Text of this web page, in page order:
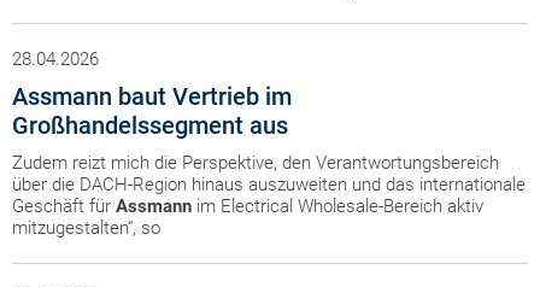
28.04.2026
Assmann baut Vertrieb im
Großhandelssegment aus
Zudem reizt mich die Perspektive, den Verantwortungsbereich
über die DACH-Region hinaus auszuweiten und das internationale
Geschäft für Assmann im Electrical Wholesale-Bereich aktiv
mitzugestalten“, so